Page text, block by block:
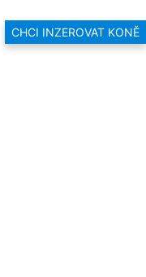
CHCI INZEROVAT KONĚ